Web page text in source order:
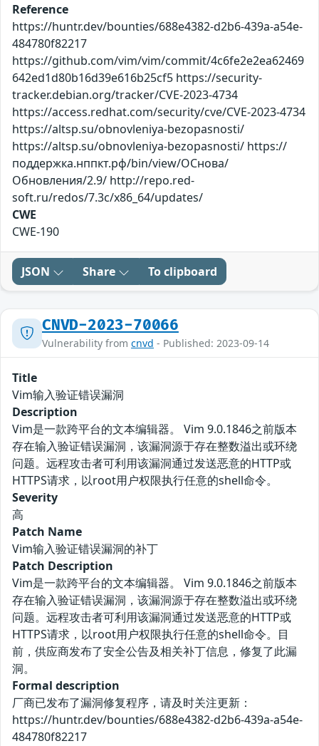
Reference
https://huntr.dev/bounties/688e4382-d2b6-439a-a54e-
484780f82217
https://github.com/vim/vim/commit/4c6fe2e2ea62469
642ed1d80b16d39e616b25cf5 https://security-
tracker.debian.org/tracker/CVE-2023-4734
https://access.redhat.com/security/cve/CVE-2023-4734
https://altsp.su/obnovleniya-bezopasnosti/
https://altsp.su/obnovleniya-bezopasnosti/ https://
поддержка.нппкт.рф/bin/view/ОСнова/
Обновления/2.9/ http://repo.red-
soft.ru/redos/7.3c/x86_64/updates/
CWE
CWE-190
JSON Share To clipboard
CNVD-2023-70066
Vulnerability from cnvd - Published: 2023-09-14
Title
Vim输入验证错误漏洞
Description
Vim是一款跨平台的文本编辑器。 Vim 9.0.1846之前版本
存在输入验证错误漏洞，该漏洞源于存在整数溢出或环绕
问题。远程攻击者可利用该漏洞通过发送恶意的HTTP或
HTTPS请求，以root用户权限执行任意的shell命令。
Severity
高
Patch Name
Vim输入验证错误漏洞的补丁
Patch Description
Vim是一款跨平台的文本编辑器。 Vim 9.0.1846之前版本
存在输入验证错误漏洞，该漏洞源于存在整数溢出或环绕
问题。远程攻击者可利用该漏洞通过发送恶意的HTTP或
HTTPS请求，以root用户权限执行任意的shell命令。目
前，供应商发布了安全公告及相关补丁信息，修复了此漏
洞。
Formal description
厂商已发布了漏洞修复程序，请及时关注更新：
https://huntr.dev/bounties/688e4382-d2b6-439a-a54e-
484780f82217